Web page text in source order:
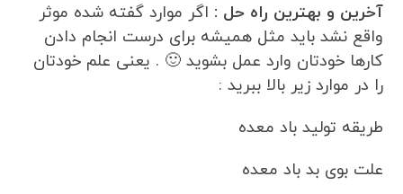
آخرین و بهترین راه حل : اگر موارد گفته شده موثر
واقع نشد باید مثل همیشه برای درست انجام دادن
کارها خودتان وارد عمل بشوید 🙂 . یعنی علم خودتان
را در موارد زیر بالا ببرید :
طریقه تولید باد معده
علت بوی بد باد معده